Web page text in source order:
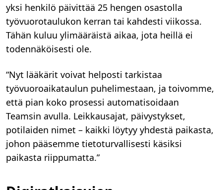
yksi henkilö päivittää 25 hengen osastolla
työvuorotaulukon kerran tai kahdesti viikossa.
Tähän kuluu ylimääräistä aikaa, jota heillä ei
todennäköisesti ole.
“Nyt lääkärit voivat helposti tarkistaa
työvuoroaikataulun puhelimestaan, ja toivomme,
että pian koko prosessi automatisoidaan
Teamsin avulla. Leikkausajat, päivystykset,
potilaiden nimet – kaikki löytyy yhdestä paikasta,
johon pääsemme tietoturvallisesti käsiksi
paikasta riippumatta.”